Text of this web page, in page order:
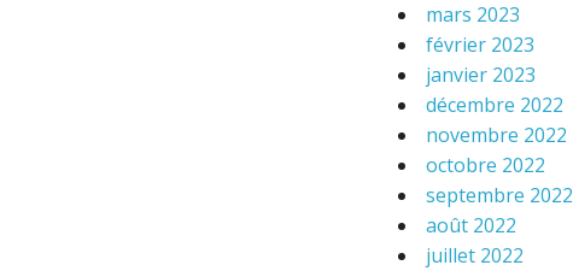
mars 2023
février 2023
janvier 2023
décembre 2022
novembre 2022
octobre 2022
septembre 2022
août 2022
juillet 2022